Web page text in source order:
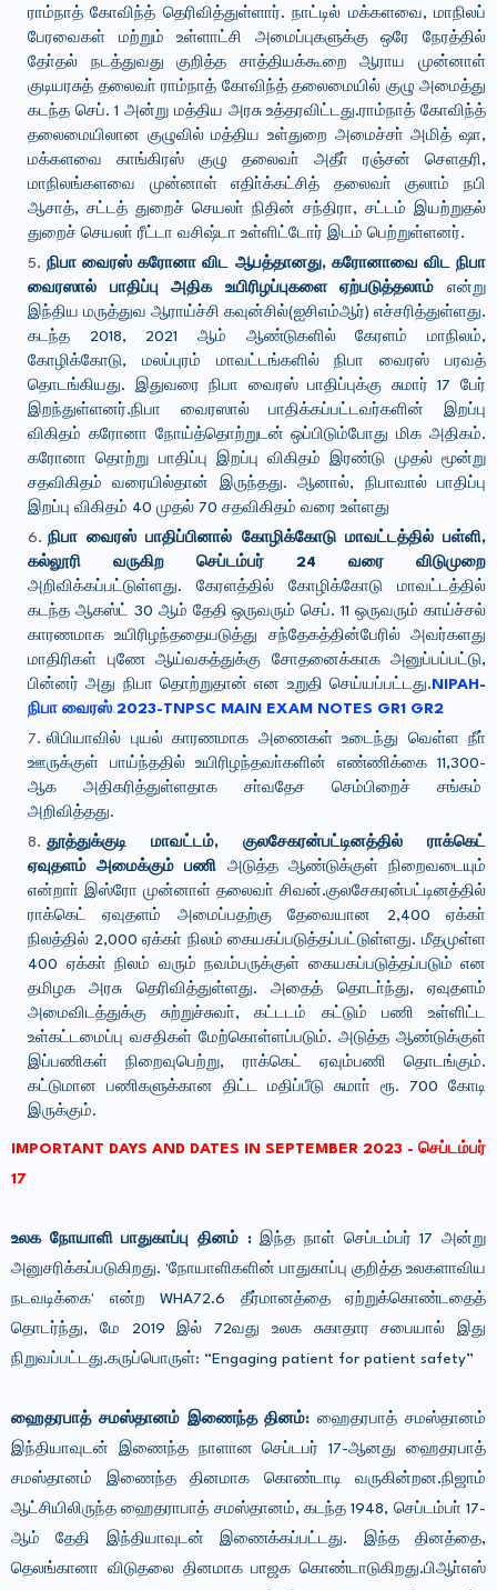
ராம்நாத் கோவிந்த் தெரிவித்துள்ளார். நாட்டில் மக்களவை, மாநிலப்
பேரவைகள் மற்றும் உள்ளாட்சி அமைப்புகளுக்கு ஒரே நேரத்தில்
தோ்தல் நடத்துவது குறித்த சாத்தியக்கூறை ஆராய முன்னாள்
குடியரசுத் தலைவா் ராம்நாத் கோவிந்த் தலைமையில் குழு அமைத்து
கடந்த செப். 1 அன்று மத்திய அரசு உத்தரவிட்டது.ராம்நாத் கோவிந்த்
தலைமையிலான குழுவில் மத்திய உள்துறை அமைச்சா் அமித் ஷா,
மக்களவை காங்கிரஸ் குழு தலைவா் அதீா் ரஞ்சன் செளதரி,
மாநிலங்களவை முன்னாள் எதிா்க்கட்சித் தலைவா் குலாம் நபி
ஆசாத், சட்டத் துறைச் செயலா் நிதின் சந்திரா, சட்டம் இயற்றுதல்
துறைச் செயலா் ரீட்டா வசிஷ்டா உள்ளிட்டோர் இடம் பெற்றுள்ளனர்.
நிபா வைரஸ் கரோனா விட ஆபத்தானது, கரோனாவை விட நிபா
வைரஸால் பாதிப்பு அதிக உயிரிழப்புகளை ஏற்படுத்தலாம் என்று
இந்திய மருத்துவ ஆராய்ச்சி கவுன்சில்(ஐசிஎம்ஆர்) எச்சரித்துள்ளது.
கடந்த 2018, 2021 ஆம் ஆண்டுகளில் கேரளம் மாநிலம்,
கோழிக்கோடு, மலப்புரம் மாவட்டங்களில் நிபா வைரஸ் பரவத்
தொடங்கியது. இதுவரை நிபா வைரஸ் பாதிப்புக்கு சுமார் 17 பேர்
இறந்துள்ளனர்.நிபா வைரஸால் பாதிக்கப்பட்டவர்களின் இறப்பு
விகிதம் கரோனா நோய்த்தொற்றுடன் ஒப்பிடும்போது மிக அதிகம்.
கரோனா தொற்று பாதிப்பு இறப்பு விகிதம் இரண்டு முதல் மூன்று
சதவிகிதம் வரையில்தான் இருந்தது. ஆனால், நிபாவால் பாதிப்பு
இறப்பு விகிதம் 40 முதல் 70 சதவிகிதம் வரை உள்ளது
நிபா வைரஸ் பாதிப்பினால் கோழிக்கோடு மாவட்டத்தில் பள்ளி,
கல்லூரி வருகிற செப்டம்பர் 24 வரை விடுமுறை
அறிவிக்கப்பட்டுள்ளது. கேரளத்தில் கோழிக்கோடு மாவட்டத்தில்
கடந்த ஆகஸ்ட் 30 ஆம் தேதி ஒருவரும் செப். 11 ஒருவரும் காய்ச்சல்
காரணமாக உயிரிழந்ததையடுத்து சந்தேகத்தின்பேரில் அவர்களது
மாதிரிகள் புணே ஆய்வகத்துக்கு சோதனைக்காக அனுப்பப்பட்டு,
பின்னர் அது நிபா தொற்றுதான் என உறுதி செய்யப்பட்டது. NIPAH-
நிபா வைரஸ் 2023-TNPSC MAIN EXAM NOTES GR1 GR2
லிபியாவில் புயல் காரணமாக அணைகள் உடைந்து வெள்ள நீா்
ஊருக்குள் பாய்ந்ததில் உயிரிழந்தவா்களின் எண்ணிக்கை 11,300-
ஆக அதிகரித்துள்ளதாக சா்வதேச செம்பிறைச் சங்கம்
அறிவித்தது.
தூத்துக்குடி மாவட்டம், குலசேகரன்பட்டினத்தில் ராக்கெட்
ஏவுதளம் அமைக்கும் பணி அடுத்த ஆண்டுக்குள் நிறைவடையும்
என்றாா் இஸ்ரோ முன்னாள் தலைவா் சிவன்.குலசேகரன்பட்டினத்தில்
ராக்கெட் ஏவுதளம் அமைப்பதற்கு தேவையான 2,400 ஏக்கா்
நிலத்தில் 2,000 ஏக்கா் நிலம் கையகப்படுத்தப்பட்டுள்ளது. மீதமுள்ள
400 ஏக்கா் நிலம் வரும் நவம்பருக்குள் கையகப்படுத்தப்படும் என
தமிழக அரசு தெரிவித்துள்ளது. அதைத் தொடா்ந்து, ஏவுதளம்
அமைவிடத்துக்கு சுற்றுச்சுவா், கட்டடம் கட்டும் பணி உள்ளிட்ட
உள்கட்டமைப்பு வசதிகள் மேற்கொள்ளப்படும். அடுத்த ஆண்டுக்குள்
இப்பணிகள் நிறைவுபெற்று, ராக்கெட் ஏவும்பணி தொடங்கும்.
கட்டுமான பணிகளுக்கான திட்ட மதிப்பீடு சுமாா் ரூ. 700 கோடி
இருக்கும்.
IMPORTANT DAYS AND DATES IN SEPTEMBER 2023 - செப்டம்பர்
17
உலக நோயாளி பாதுகாப்பு தினம் :இந்த நாள் செப்டம்பர் 17 அன்று
அனுசரிக்கப்படுகிறது. 'நோயாளிகளின் பாதுகாப்பு குறித்த உலகளாவிய
நடவடிக்கை' என்ற WHA72.6 தீர்மானத்தை ஏற்றுக்கொண்டதைத்
தொடர்ந்து, மே 2019 இல் 72வது உலக சுகாதார சபையால் இது
நிறுவப்பட்டது.கருப்பொருள்: “Engaging patient for patient safety”
ஹைதரபாத் சமஸ்தானம் இணைந்த தினம்: ஹைதரபாத் சமஸ்தானம்
இந்தியாவுடன் இணைந்த நாளான செப்டபர் 17-ஆனது ஹைதரபாத்
சமஸ்தானம் இணைந்த தினமாக கொண்டாடி வருகின்றன.நிஜாம்
ஆட்சியிலிருந்த ஹைதராபாத் சமஸ்தானம், கடந்த 1948, செப்டம்பா் 17-
ஆம் தேதி இந்தியாவுடன் இணைக்கப்பட்டது. இந்த தினத்தை,
தெலங்கானா விடுதலை தினமாக பாஜக கொண்டாடுகிறது.பிஆா்எஸ்